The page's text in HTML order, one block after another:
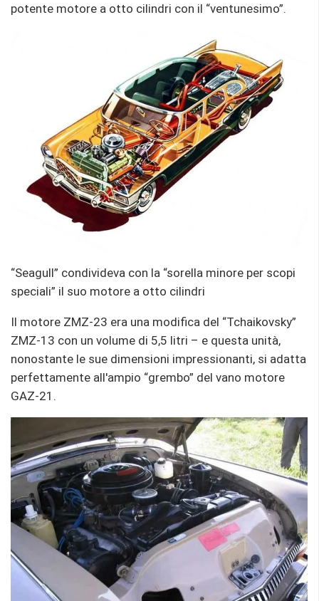
potente motore a otto cilindri con il “ventunesimo”.
“Seagull” condivideva con la “sorella minore per scopi
speciali” il suo motore a otto cilindri
Il motore ZMZ-23 era una modifica del “Tchaikovsky”
ZMZ-13 con un volume di 5,5 litri – e questa unità,
nonostante le sue dimensioni impressionanti, si adatta
perfettamente all'ampio “grembo” del vano motore
GAZ-21.